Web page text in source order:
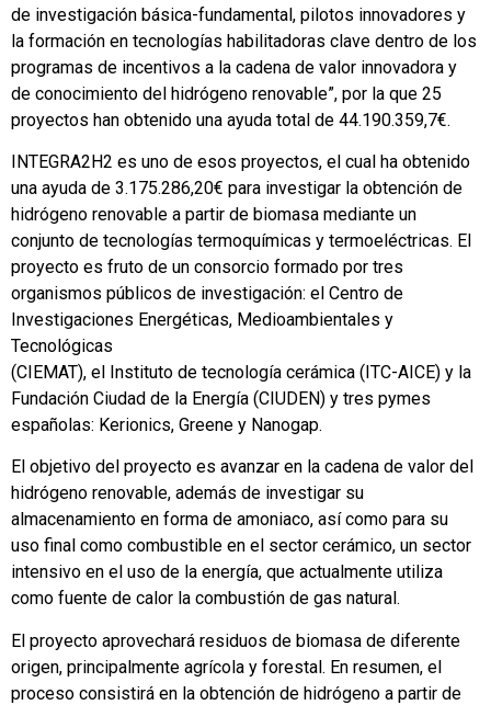
de investigación básica-fundamental, pilotos innovadores y
la formación en tecnologías habilitadoras clave dentro de los
programas de incentivos a la cadena de valor innovadora y
de conocimiento del hidrógeno renovable”, por la que 25
proyectos han obtenido una ayuda total de 44.190.359,7€.
INTEGRA2H2 es uno de esos proyectos, el cual ha obtenido
una ayuda de 3.175.286,20€ para investigar la obtención de
hidrógeno renovable a partir de biomasa mediante un
conjunto de tecnologías termoquímicas y termoeléctricas. El
proyecto es fruto de un consorcio formado por tres
organismos públicos de investigación: el Centro de
Investigaciones Energéticas, Medioambientales y
Tecnológicas
(CIEMAT), el Instituto de tecnología cerámica (ITC-AICE) y la
Fundación Ciudad de la Energía (CIUDEN) y tres pymes
españolas: Kerionics, Greene y Nanogap.
El objetivo del proyecto es avanzar en la cadena de valor del
hidrógeno renovable, además de investigar su
almacenamiento en forma de amoniaco, así como para su
uso final como combustible en el sector cerámico, un sector
intensivo en el uso de la energía, que actualmente utiliza
como fuente de calor la combustión de gas natural.
El proyecto aprovechará residuos de biomasa de diferente
origen, principalmente agrícola y forestal. En resumen, el
proceso consistirá en la obtención de hidrógeno a partir de